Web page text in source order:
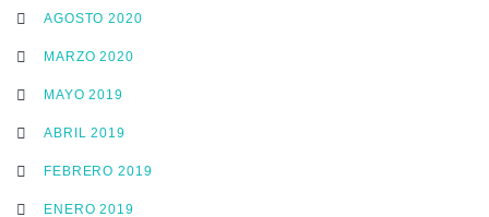
AGOSTO 2020
MARZO 2020
MAYO 2019
ABRIL 2019
FEBRERO 2019
ENERO 2019